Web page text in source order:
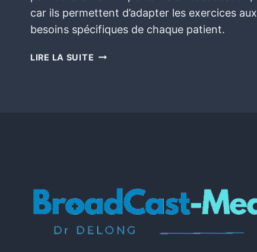
car ils permettent d’adapter les exercices aux
besoins spécifiques de chaque patient.
LIRE LA SUITE